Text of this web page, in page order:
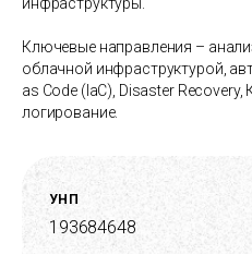
Ключевые направления –
облачной инфраструктурой,
as Code (IaC), Disaster
логирование.
УНП
193684648